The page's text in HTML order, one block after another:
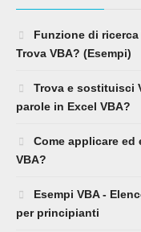
Funzione di
Trova VBA? (Esempi)
Trova e sostituisci
parole in Excel VBA?
Come applicare
VBA?
Esempi VBA -
per principianti